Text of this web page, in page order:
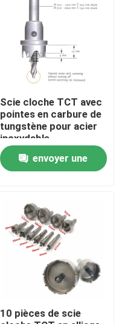
Scie cloche TCT avec
pointes en carbure de
tungstène pour acier
inoxydable
envoyer une
10 pièces de scie